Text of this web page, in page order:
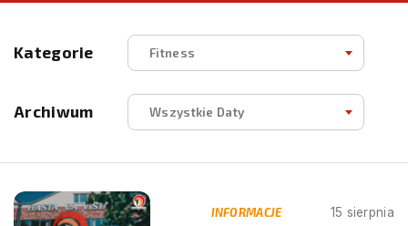
Kategorie Fitness
Archiwum Wszystkie Daty
INFORMACJE 15 sierpnia